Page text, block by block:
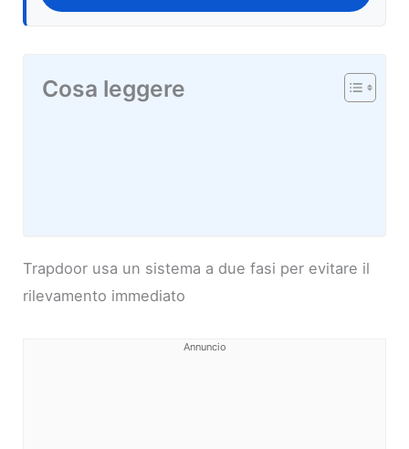
Cosa leggere
Trapdoor usa un sistema a due fasi per evitare il
rilevamento immediato
Annuncio